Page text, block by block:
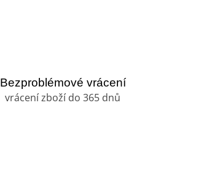
Bezproblémové vrácení
vrácení zboží do 365 dnů